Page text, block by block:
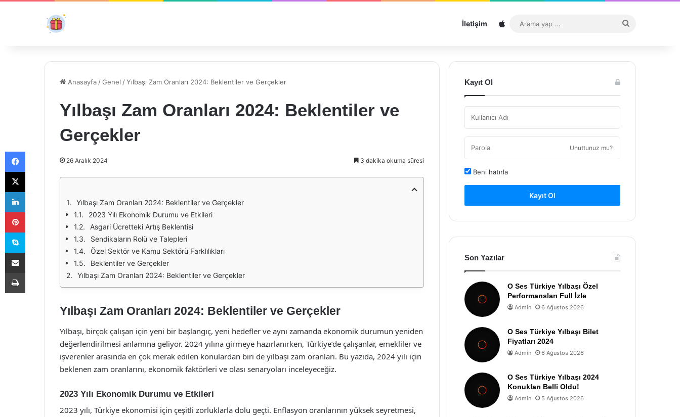
İletişim Sitemap
...
Anasayfa /Genel /Yılbaşı Zam Oranları 2024: Beklentiler ve Gerçekler
Yılbaşı Zam Oranları 2024: Beklentiler ve
Gerçekler
26 Aralık 2024 3 dakika okuma süresi
Yılbaşı Zam Oranları 2024: Beklentiler ve Gerçekler
2023 Yılı Ekonomik Durumu ve Etkileri
Asgari Ücretteki Artış Beklentisi
Sendikaların Rolü ve Talepleri
Özel Sektör ve Kamu Sektörü Farklılıkları
Beklentiler ve Gerçekler
Yılbaşı Zam Oranları 2024: Beklentiler ve Gerçekler
Yılbaşı Zam Oranları 2024: Beklentiler ve Gerçekler
Yılbaşı, birçok çalışan için yeni bir başlangıç, yeni hedefler ve aynı zamanda ekonomik durumun yeniden
değerlendirilmesi anlamına geliyor. 2024 yılına girmeye hazırlanırken, Türkiye’de çalışanlar, emekliler ve
işverenler arasında en çok merak edilen konulardan biri de yılbaşı zam oranları. Bu yazıda, 2024 yılı için
beklenen zam oranlarını, ekonomik faktörleri ve olası senaryoları inceleyeceğiz.
2023 Yılı Ekonomik Durumu ve Etkileri
2023 yılı, Türkiye ekonomisi için çeşitli zorluklarla dolu geçti. Enflasyon oranlarının yüksek seyretmesi,
Kayıt Ol
Unuttunuz mu?
Beni hatırla
Kayıt Ol
Son Yazılar
O Ses Türkiye Yılbaşı Özel
Performansları Full İzle
Admin 6 Ağustos 2026
O Ses Türkiye Yılbaşı Bilet
Fiyatları 2024
Admin 6 Ağustos 2026
O Ses Türkiye Yılbaşı 2024
Konukları Belli Oldu!
Admin 5 Ağustos 2026
Facebook
X
LinkedIn
Pinterest
Skype
E-Posta ile paylaş